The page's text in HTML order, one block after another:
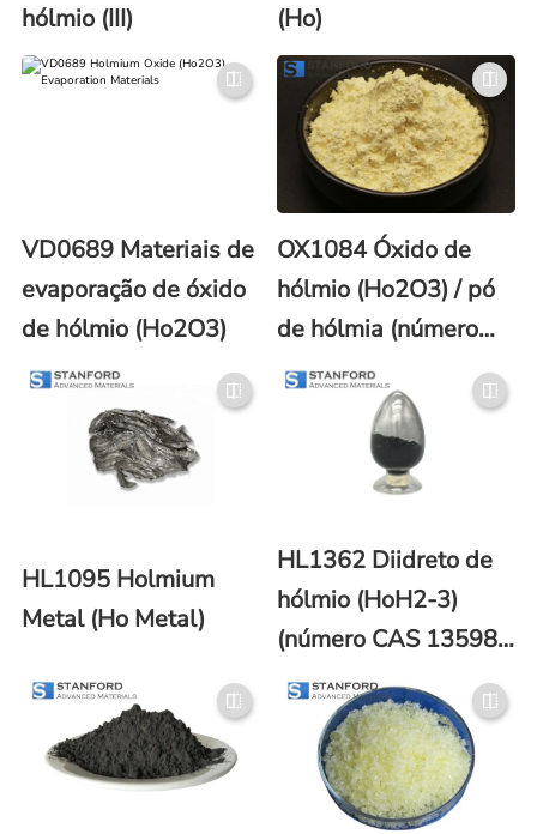
hólmio (III)
(Ho)
VD0689 Materiais de
evaporação de óxido
de hólmio (Ho2O3)
OX1084 Óxido de
hólmio (Ho2O3) / pó
de hólmia (número
CAS 12055-62-8)
HL1095 Holmium
Metal (Ho Metal)
HL1362 Diidreto de
hólmio (HoH2-3)
(número CAS 13598-
41-9)